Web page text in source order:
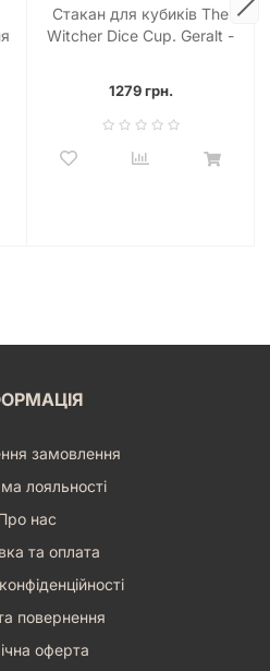
аксесуар стане цінним
якого гравця, особливо тих,
світі настільних розваг.
Нічна Варта» – це
тими, хто розділяє вашу
Стакан для кубиків The
Witcher Dice Cup. Geralt -
1279 грн.
замовлення
лояльності
нас
та оплата
повернення
оферта